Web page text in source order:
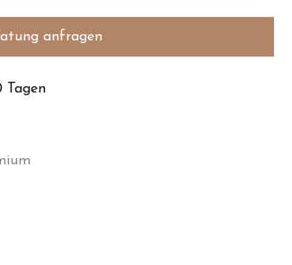
anfragen
Tagen